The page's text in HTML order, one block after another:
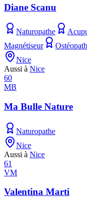
Diane Scanu
Naturopathe
Magnétiseur
Nice
Aussi à Nice
60
MB
Ma Bulle Nature
Naturopathe
Nice
Aussi à Nice
61
VM
Valentina Marti